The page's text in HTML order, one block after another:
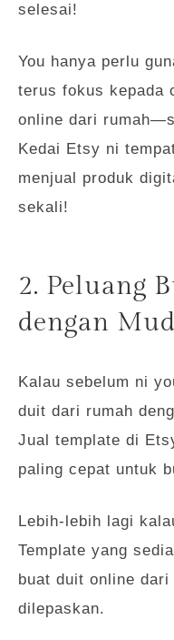
selesai!
You hanya perlu
terus fokus kepada
online dari
Kedai Etsy ni
menjual produk
sekali!
2. Peluang
dengan
Kalau sebelum ni
duit dari rumah
Jual template di
paling cepat untuk
Lebih-lebih lagi
Template yang
buat duit online
dilepaskan.